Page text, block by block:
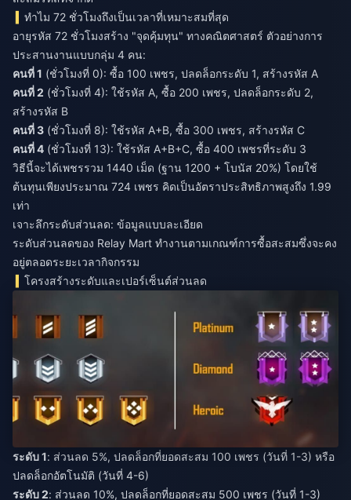
ทำไม 72 ชั่วโมงถึงเป็นเวลาที่เหมาะสมที่สุด
อายุรหัส 72 ชั่วโมงสร้าง "จุดคุ้มทุน" ทางคณิตศาสตร์ ตัวอย่างการ
ประสานงานแบบกลุ่ม 4 คน:
คนที่ 1 (ชั่วโมงที่ 0): ซื้อ 100 เพชร, ปลดล็อกระดับ 1, สร้างรหัส A
คนที่ 2 (ชั่วโมงที่ 4): ใช้รหัส A, ซื้อ 200 เพชร, ปลดล็อกระดับ 2,
สร้างรหัส B
คนที่ 3 (ชั่วโมงที่ 8): ใช้รหัส A+B, ซื้อ 300 เพชร, สร้างรหัส C
คนที่ 4 (ชั่วโมงที่ 13): ใช้รหัส A+B+C, ซื้อ 400 เพชรที่ระดับ 3
วิธีนี้จะได้เพชรรวม 1440 เม็ด (ฐาน 1200 + โบนัส 20%) โดยใช้
ต้นทุนเพียงประมาณ 724 เพชร คิดเป็นอัตราประสิทธิภาพสูงถึง 1.99
เท่า
เจาะลึกระดับส่วนลด: ข้อมูลแบบละเอียด
ระดับส่วนลดของ Relay Mart ทำงานตามเกณฑ์การซื้อสะสมซึ่งจะคง
อยู่ตลอดระยะเวลากิจกรรม
โครงสร้างระดับและเปอร์เซ็นต์ส่วนลด
ระดับ 1: ส่วนลด 5%, ปลดล็อกที่ยอดสะสม 100 เพชร (วันที่ 1-3) หรือ
ปลดล็อกอัตโนมัติ (วันที่ 4-6)
ระดับ 2: ส่วนลด 10%, ปลดล็อกที่ยอดสะสม 500 เพชร (วันที่ 1-3)